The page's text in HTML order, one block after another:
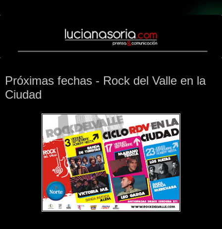
Próximas fechas - Rock del Valle en la
Ciudad